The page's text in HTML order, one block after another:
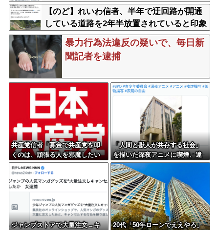
【のど】れいわ信者、半年で迂回路が開通
している道路を2年半放置されていると印象
操作してしまう
暴力行為法違反の疑いで、毎日新
聞記者を逮捕
共産党信者「募金で共産党を叩
くのは、頑張る人を邪魔したい
という日本人らしい薄暗い欲望
のせい」
「人間と獣人が共存する社会」
を描いた深夜アニメに喫煙、違
法薬物の連想シーンも…視聴者
批判でBPO議論
ジャンプストアで大量注文→キ
20代「50年ローンでええやろ」